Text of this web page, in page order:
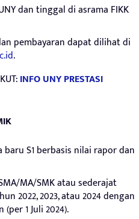
dan tinggal di asrama FIKK
pembayaran dapat dilihat di
.
INFO UNY PRESTASI
baru S1 berbasis nilai rapor dan
MA/SMK atau sederajat
2022, 2023, atau 2024 dengan
1 Juli 2024).